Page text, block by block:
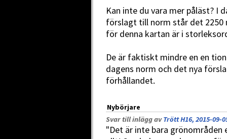
Kan inte du vara mer påläst? I
förslagt till norm står det 2250
för denna kartan är i
De är faktiskt mindre en en
dagens norm och det nya
förhållandet.
Nybörjare
Svar till inlägg avTrött H16, 2015-09-
"Det är inte bara grönområden